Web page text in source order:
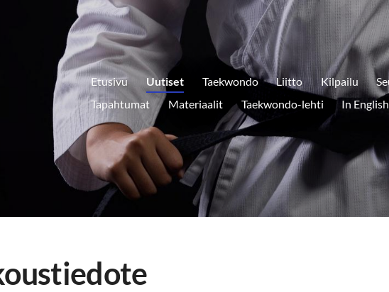
Etusivu Uutiset Taekwondo Liitto Kilpailu
Tapahtumat
Materiaalit Taekwondo-lehti In English